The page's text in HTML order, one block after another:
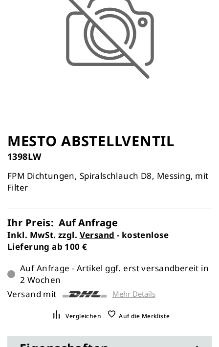
Anfang
der
Bildergalerie
MESTO ABSTELLVENTIL
1398LW
FPM Dichtungen, Spiralschlauch D8, Messing, mit
Filter
Ihr Preis: Auf Anfrage
Inkl. MwSt. zzgl. Versand - kostenlose
Lieferung ab 100 €
Auf Anfrage - Artikel ggf. erst versandbereit in
2 Wochen
Versand mit
Mehr Details
Vergleichen Auf die Merkliste